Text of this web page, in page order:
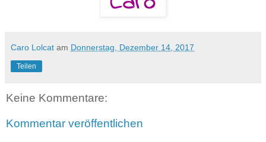
Caro Lolcat am Donnerstag, Dezember 14, 2017
Teilen
Keine Kommentare:
Kommentar veröffentlichen